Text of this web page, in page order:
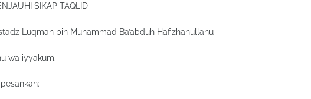
SIKAP TAQLID
Luqman bin Muhammad Ba’abduh Hafizhahullahu
wa iyyakum.